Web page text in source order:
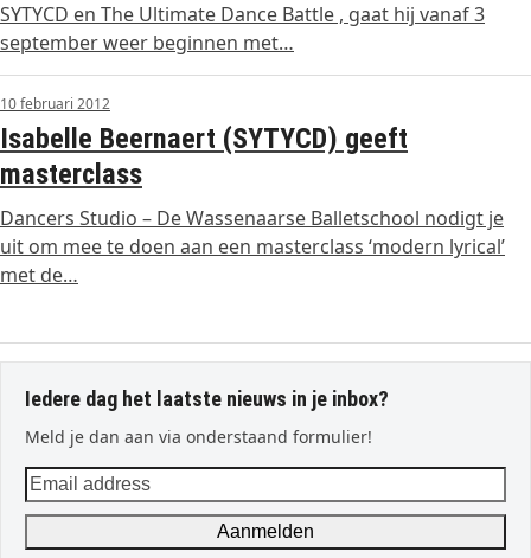
SYTYCD en The Ultimate Dance Battle , gaat hij vanaf 3
september weer beginnen met…
10 februari 2012
Isabelle Beernaert (SYTYCD) geeft
masterclass
Dancers Studio – De Wassenaarse Balletschool nodigt je
uit om mee te doen aan een masterclass ‘modern lyrical’
met de…
Iedere dag het laatste nieuws in je inbox?
Meld je dan aan via onderstaand formulier!
Email
address
Aanmelden